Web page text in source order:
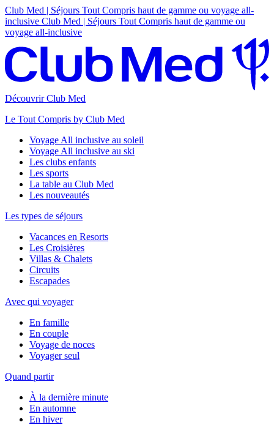
Club Med | Séjours Tout Compris haut de gamme ou voyage all-
inclusive Club Med | Séjours Tout Compris haut de gamme ou
voyage all-inclusive
Découvrir Club Med
Le Tout Compris by Club Med
Voyage All inclusive au soleil
Voyage All inclusive au ski
Les clubs enfants
Les sports
La table au Club Med
Les nouveautés
Les types de séjours
Vacances en Resorts
Les Croisières
Villas & Chalets
Circuits
Escapades
Avec qui voyager
En famille
En couple
Voyage de noces
Voyager seul
Quand partir
À la dernière minute
En automne
En hiver